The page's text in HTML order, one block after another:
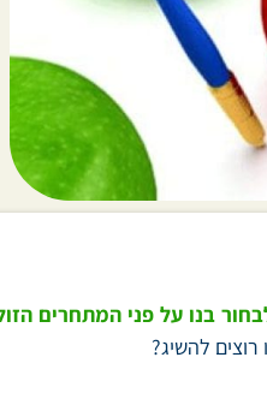
בנו על פני המתחרים
להשיג?